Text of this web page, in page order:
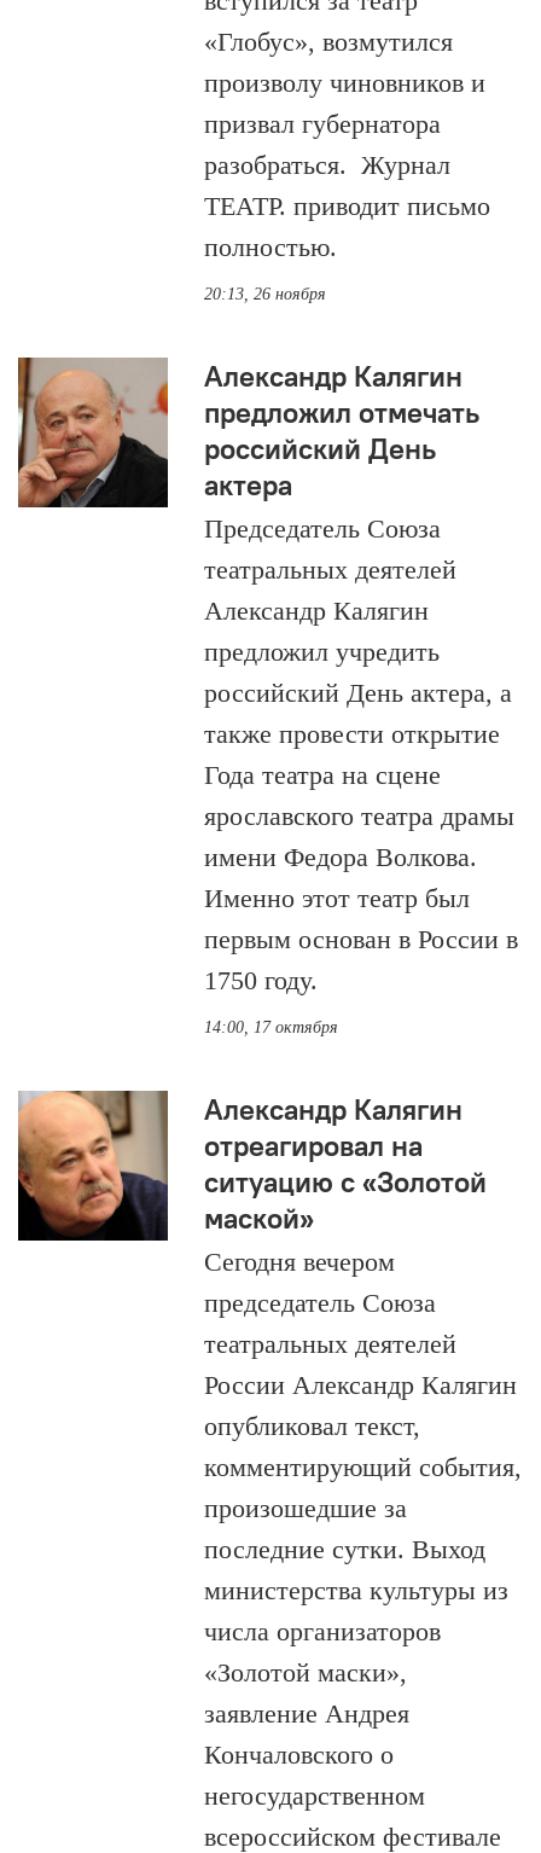
«Глобус», возмутился
произволу чиновников и
призвал губернатора
разобраться. Журнал
ТЕАТР. приводит письмо
полностью.
20:13, 26 ноября
Александр Калягин
предложил отмечать
российский День
актера
Председатель Союза
театральных деятелей
Александр Калягин
предложил учредить
российский День актера, а
также провести открытие
Года театра на сцене
ярославского театра драмы
имени Федора Волкова.
Именно этот театр был
первым основан в России в
1750 году.
14:00, 17 октября
Александр Калягин
отреагировал на
ситуацию с «Золотой
маской»
Сегодня вечером
председатель Союза
театральных деятелей
России Александр Калягин
опубликовал текст,
комментирующий события,
произошедшие за
последние сутки. Выход
министерства культуры из
числа организаторов
«Золотой маски»,
заявление Андрея
Кончаловского о
негосударственном
всероссийском фестивале